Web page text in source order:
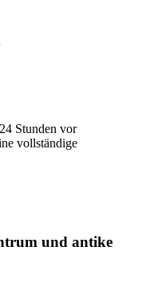
Stunden vor
vollständige
und antike